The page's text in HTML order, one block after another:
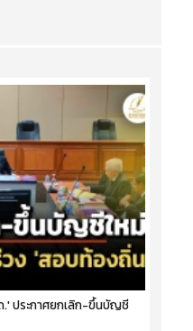
.' ประกาศยกเลิก-ขึ้นบัญชี